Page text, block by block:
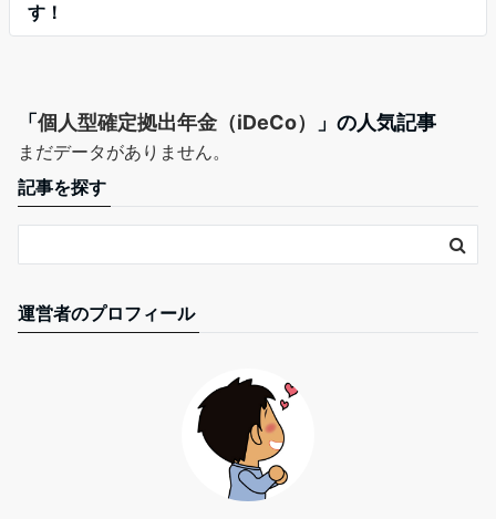
す！
「 個人型確定拠出年金（iDeCo） 」の人気記事
まだデータがありません。
記事を探す
運営者のプロフィール